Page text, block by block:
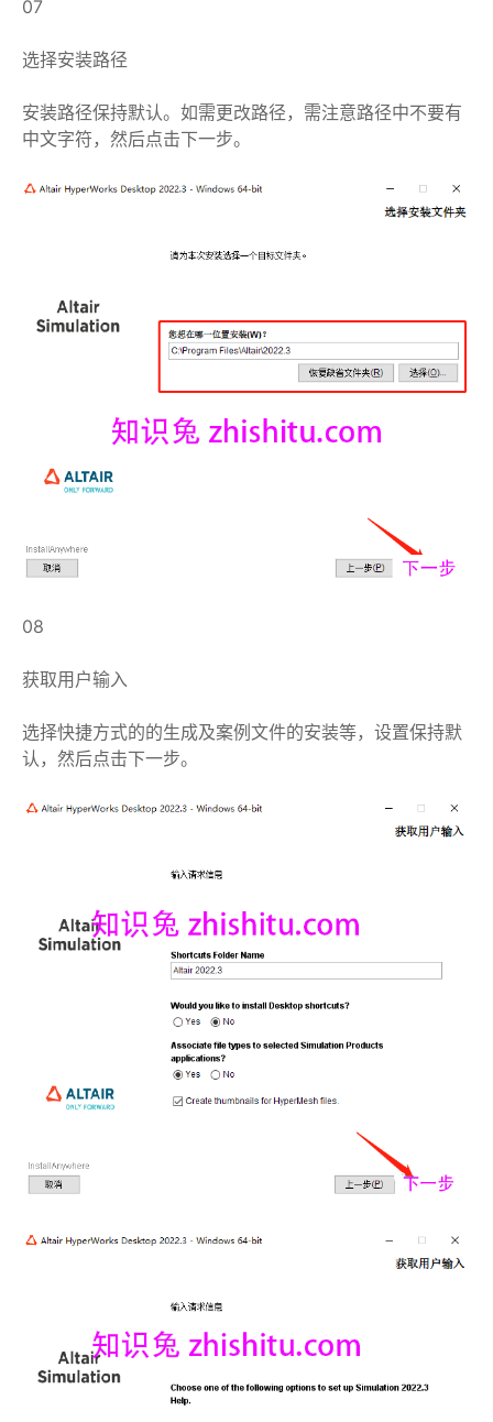
07
选择安装路径
安装路径保持默认。如需更改路径，需注意路径中不要有
中文字符，然后点击下一步。
08
获取用户输入
选择快捷方式的的生成及案例文件的安装等，设置保持默
认，然后点击下一步。